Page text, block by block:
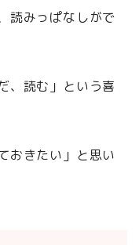
読みっぱなしがで
、読む」という喜
おきたい」と思い